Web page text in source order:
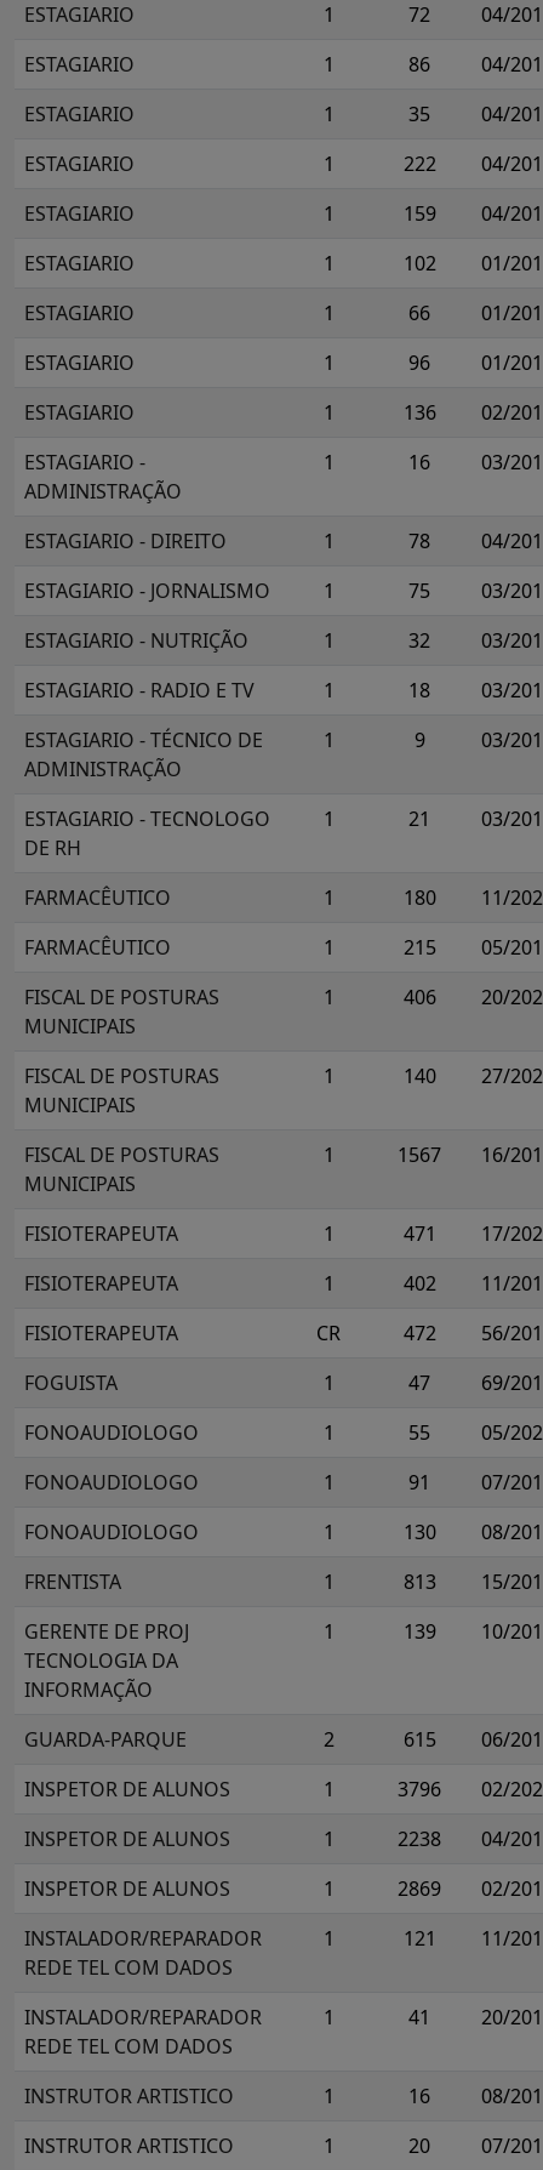
ESTAGIARIO 1 72
04/
ESTAGIARIO
1 86
04/
ESTAGIARIO
1 35
04/
ESTAGIARIO
1 222
04/
ESTAGIARIO
1 159
04/
ESTAGIARIO
1 102
01/
ESTAGIARIO
1 66
01/
ESTAGIARIO
1 96
01/
ESTAGIARIO
1 136
02/
ESTAGIARIO -
ADMINISTRAÇÃO
1 16 03/
ESTAGIARIO - DIREITO 1 78
04/
ESTAGIARIO - JORNALISMO
1 75
03/
ESTAGIARIO - NUTRIÇÃO
1 32
03/
ESTAGIARIO - RADIO E TV
1 18
03/
ESTAGIARIO - TÉCNICO DE
ADMINISTRAÇÃO
1 9 03/
ESTAGIARIO - TECNOLOGO
DE RH
1 21 03/
FARMACÊUTICO 1 180
11/
FARMACÊUTICO
1 215
05/
FISCAL DE POSTURAS
MUNICIPAIS
1 406 20/
FISCAL DE POSTURAS
MUNICIPAIS
1 140 27/
FISCAL DE POSTURAS
MUNICIPAIS
1 1567 16/
FISIOTERAPEUTA 1 471
17/
FISIOTERAPEUTA
1 402
11/
FISIOTERAPEUTA
CR 472
56/
FOGUISTA
1 47
69/
FONOAUDIOLOGO
1 55
05/
FONOAUDIOLOGO
1 91
07/
FONOAUDIOLOGO
1 130
08/
FRENTISTA
1 813
15/
GERENTE DE PROJ
TECNOLOGIA DA
INFORMAÇÃO
1 139 10/
GUARDA-PARQUE 2 615
06/
INSPETOR DE ALUNOS
1 3796
02/
INSPETOR DE ALUNOS
1 2238
04/
INSPETOR DE ALUNOS
1 2869
02/
INSTALADOR/REPARADOR
REDE TEL COM DADOS
1 121 11/
INSTALADOR/REPARADOR
REDE TEL COM DADOS
1 41 20/
INSTRUTOR ARTISTICO 1 16
08/
INSTRUTOR ARTISTICO
1 20
07/